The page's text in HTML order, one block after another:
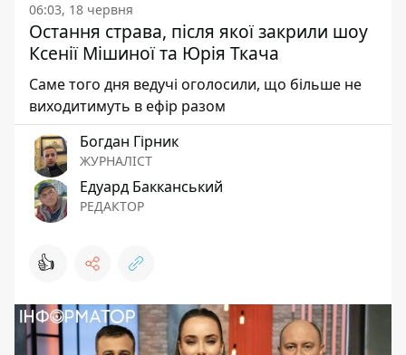
06:03, 18 червня
Остання страва, після якої закрили шоу
Ксенії Мішиної та Юрія Ткача
Саме того дня ведучі оголосили, що більше не
виходитимуть в ефір разом
Богдан Гірник
ЖУРНАЛІСТ
Едуард Бакканський
РЕДАКТОР
👍